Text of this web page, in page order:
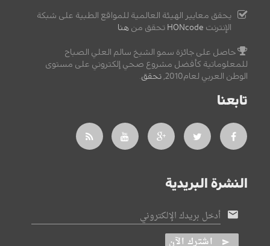
يحقق معايير الهيئة العالمية للمواقع الطبية على شبكة
الإنترنت HONcode تحقق من هنا
حاصل على جائزة سمو الشيخ سالم العلي الصباح
للمعلوماتية كأفضل مشروع صحي إلكتروني على مستوى
الوطن العربي لعام2010,
تحقق
تابعنا
النشرة البريدية
أدخل بريدك الإلكتروني
اشترك الآن